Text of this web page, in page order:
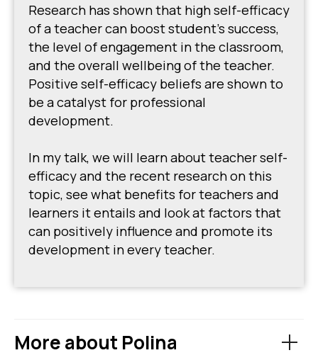
Research has shown that high self-efficacy
of a teacher can boost student’s success,
the level of engagement in the classroom,
and the overall wellbeing of the teacher.
Positive self-efficacy beliefs are shown to
be a catalyst for professional
development.
In my talk, we will learn about teacher self-
efficacy and the recent research on this
topic, see what benefits for teachers and
learners it entails and look at factors that
can positively influence and promote its
development in every teacher.
More about Polina